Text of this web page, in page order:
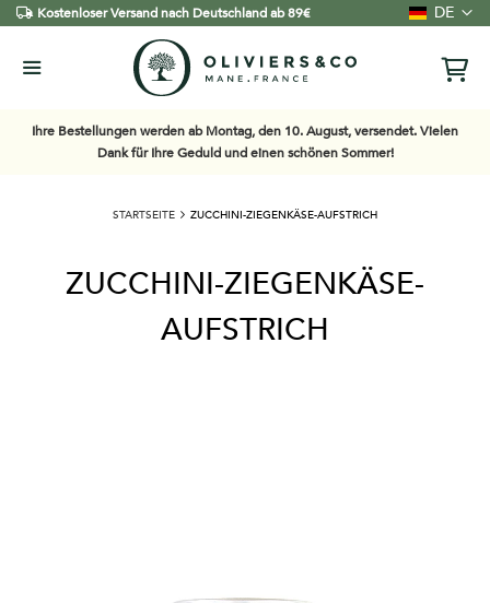
Kostenloser Versand nach Deutschland ab 89€ Sprache
DE
Ihre Bestellungen werden ab Montag, den 10. August, versendet. Vielen
Dank für Ihre Geduld und einen schönen Sommer!
STARTSEITE ZUCCHINI-ZIEGENKÄSE-AUFSTRICH
ZUCCHINI-ZIEGENKÄSE-
AUFSTRICH